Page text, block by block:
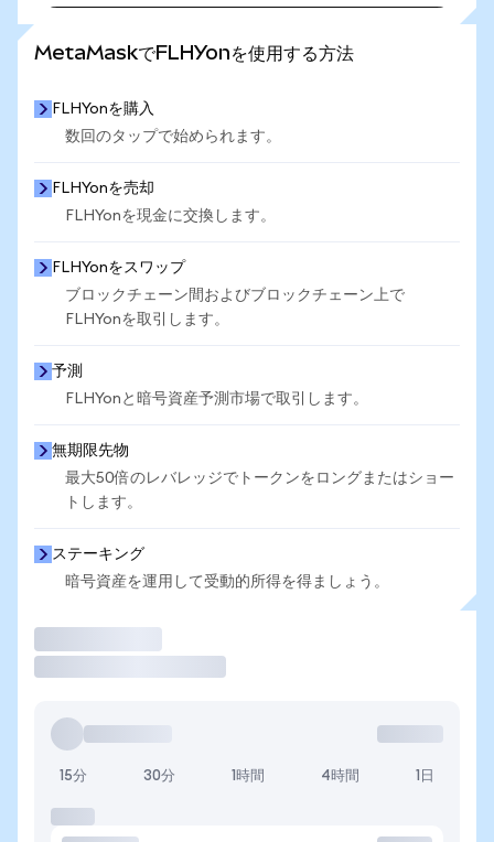
MetaMaskでFLHYonを使用する方法
FLHYonを購入
数回のタップで始められます。
FLHYonを売却
FLHYonを現金に交換します。
FLHYonをスワップ
ブロックチェーン間およびブロックチェーン上で
FLHYonを取引します。
予測
FLHYonと暗号資産予測市場で取引します。
無期限先物
最大50倍のレバレッジでトークンをロングまたはショー
トします。
ステーキング
暗号資産を運用して受動的所得を得ましょう。
15分 30分 1時間 4時間 1日